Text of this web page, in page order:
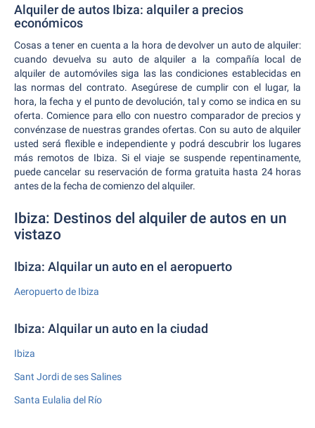
Alquiler de autos Ibiza: alquiler a precios
económicos
Cosas a tener en cuenta a la hora de devolver un auto de alquiler:
cuando devuelva su auto de alquiler a la compañía local de
alquiler de automóviles siga las las condiciones establecidas en
las normas del contrato. Asegúrese de cumplir con el lugar, la
hora, la fecha y el punto de devolución, tal y como se indica en su
oferta. Comience para ello con nuestro comparador de precios y
convénzase de nuestras grandes ofertas. Con su auto de alquiler
usted será flexible e independiente y podrá descubrir los lugares
más remotos de Ibiza. Si el viaje se suspende repentinamente,
puede cancelar su reservación de forma gratuita hasta 24 horas
antes de la fecha de comienzo del alquiler.
Ibiza: Destinos del alquiler de autos en un
vistazo
Ibiza: Alquilar un auto en el aeropuerto
Aeropuerto de Ibiza
Ibiza: Alquilar un auto en la ciudad
Ibiza
Sant Jordi de ses Salines
Santa Eulalia del Río